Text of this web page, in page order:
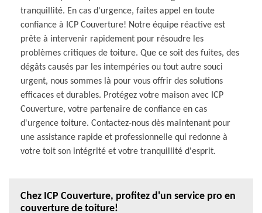
tranquillité. En cas d'urgence, faites appel en toute
confiance à ICP Couverture! Notre équipe réactive est
prête à intervenir rapidement pour résoudre les
problèmes critiques de toiture. Que ce soit des fuites, des
dégâts causés par les intempéries ou tout autre souci
urgent, nous sommes là pour vous offrir des solutions
efficaces et durables. Protégez votre maison avec ICP
Couverture, votre partenaire de confiance en cas
d'urgence toiture. Contactez-nous dès maintenant pour
une assistance rapide et professionnelle qui redonne à
votre toit son intégrité et votre tranquillité d'esprit.
Chez ICP Couverture, profitez d'un service pro en
couverture de toiture!